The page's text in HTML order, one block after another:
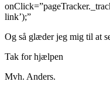
link’);”
Og så glæder jeg mig til at
Tak for hjælpen
Mvh. Anders.